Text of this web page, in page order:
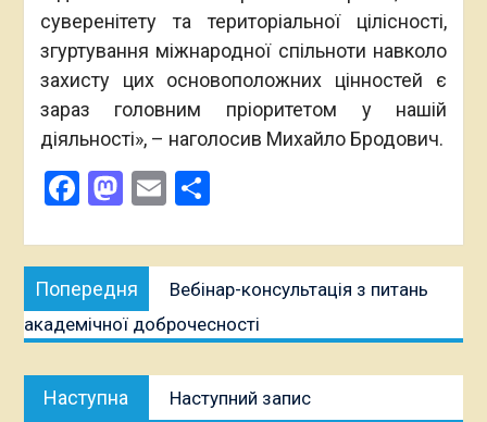
суверенітету та територіальної цілісності,
згуртування міжнародної спільноти навколо
захисту цих основоположних цінностей є
зараз головним пріоритетом у нашій
діяльності», – наголосив Михайло Бродович.
Facebook
Mastodon
Email
Навігація
записів
Попередня
Попередня
публікація:
Вебінар-консультація з питань
академічної доброчесності
Наступна
публікація:
Наступний запис